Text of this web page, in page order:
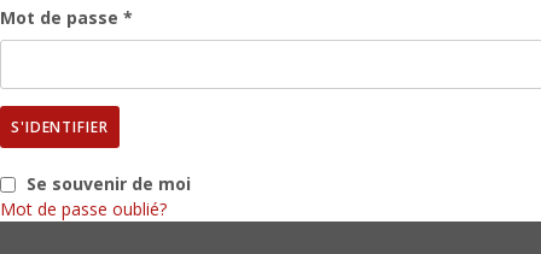
Mot de passe *
S'IDENTIFIER
Se souvenir de moi
Mot de passe oublié?